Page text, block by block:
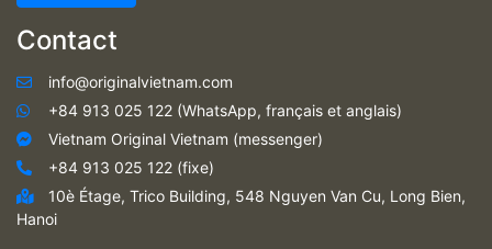
Contact
info@originalvietnam.com
+84 913 025 122 (WhatsApp, français et anglais)
Vietnam Original Vietnam (messenger)
+84 913 025 122 (fixe)
10è Étage, Trico Building, 548 Nguyen Van Cu, Long Bien,
Hanoi